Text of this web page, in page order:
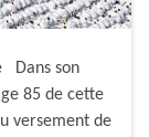
Dans son
85 de cette
versement de